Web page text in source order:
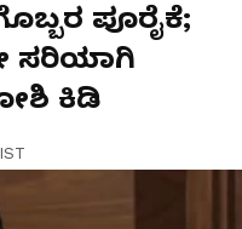
ಪೂರೈಕೆ;
ಸರಿಯಾಗಿ
ಕಿಡಿ